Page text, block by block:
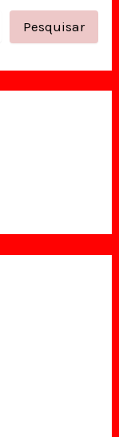
Pesquisar